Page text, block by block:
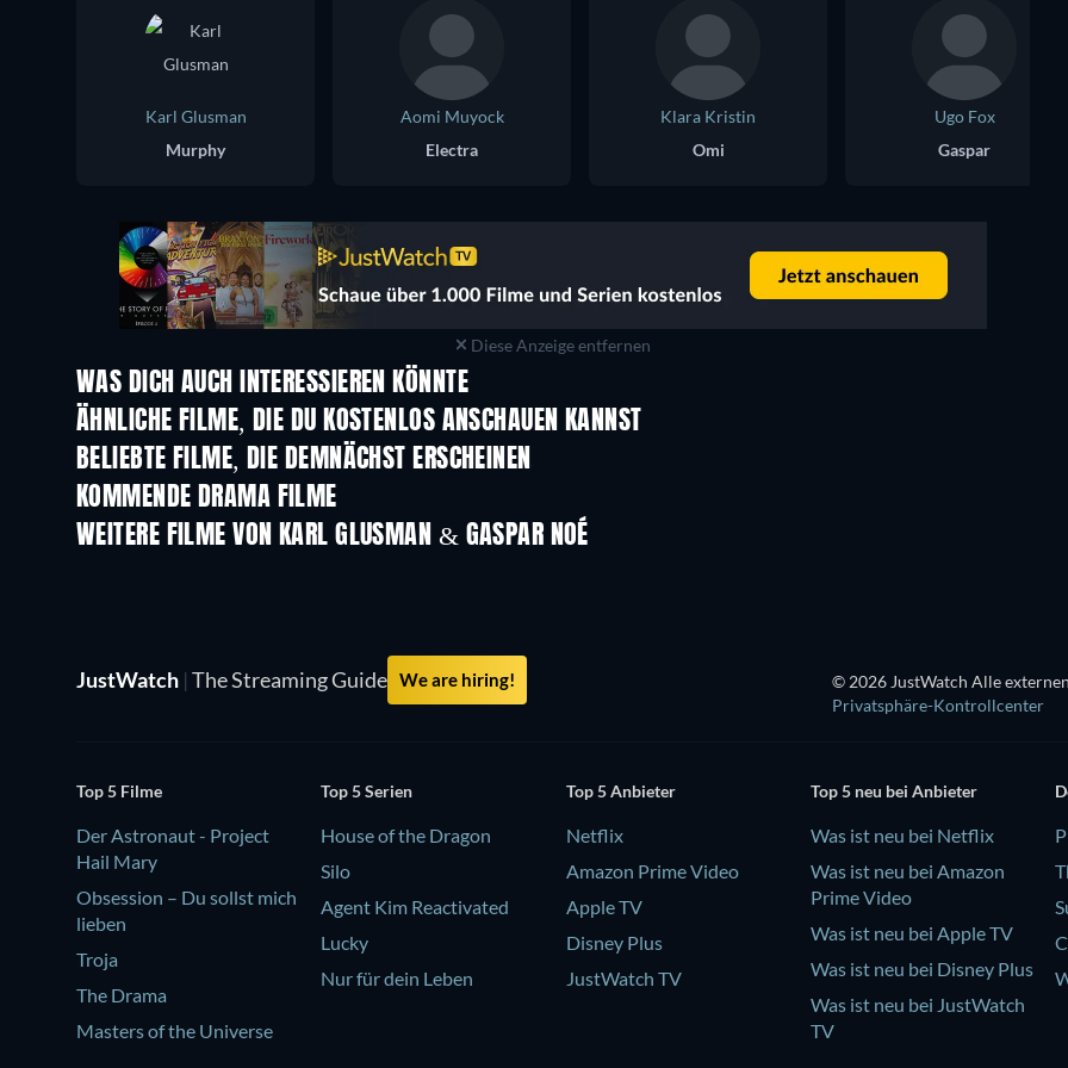
Karl Glusman
Murphy
Aomi Muyock
Electra
Klara Kristin
Omi
Ugo Fox
Gaspar
Diese Anzeige entfernen
WAS DICH AUCH INTERESSIEREN KÖNNTE
ÄHNLICHE FILME, DIE DU KOSTENLOS ANSCHAUEN KANNST
BELIEBTE FILME, DIE DEMNÄCHST ERSCHEINEN
KOMMENDE DRAMA FILME
WEITERE FILME VON KARL GLUSMAN & GASPAR NOÉ
JustWatch | The Streaming Guide We are hiring! © 2026 JustWatch Alle
Privatsphäre-Kontrollcenter
Top 5 Filme
Der Astronaut - Project
Hail Mary
Obsession – Du sollst mich
lieben
Troja
The Drama
Masters of the Universe
Top 5 Serien
House of the Dragon
Silo
Agent Kim Reactivated
Lucky
Nur für dein Leben
Top 5 Anbieter
Netflix
Amazon Prime Video
Apple TV
Disney Plus
JustWatch TV
Top 5 neu bei Anbieter
Was ist neu bei Netflix
Was ist neu bei Amazon
Prime Video
Was ist neu bei Apple TV
Was ist neu bei Disney Plus
Was ist neu bei JustWatch
TV